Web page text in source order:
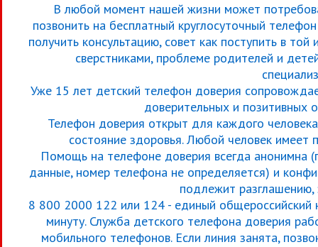
В любой момент нашей жизни может
позвонить на бесплатный круглосуточный
получить консультацию, совет как поступить в
сверстниками, проблеме родителей и
Уже 15 лет детский телефон доверия
доверительных и позитивных
Телефон доверия открыт для каждого
состояние здоровья. Любой человек
Помощь на телефоне доверия всегда анонимна
данные, номер телефона не определяется) и
подлежит разглашению,
8 800 2000 122 или 124 - единый общероссийский
минуту. Служба детского телефона доверия
мобильного телефонов. Если линия занята,